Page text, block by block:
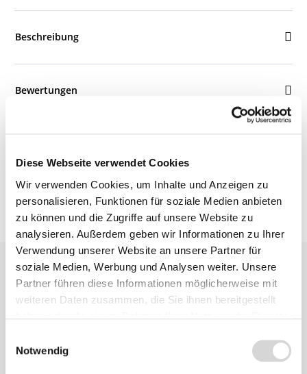
Diese Webseite verwendet Cookies
Wir verwenden Cookies, um Inhalte und Anzeigen zu
personalisieren, Funktionen für soziale Medien anbieten
zu können und die Zugriffe auf unsere Website zu
analysieren. Außerdem geben wir Informationen zu Ihrer
Verwendung unserer Website an unsere Partner für
soziale Medien, Werbung und Analysen weiter. Unsere
Partner führen diese Informationen möglicherweise mit
weiteren Daten zusammen, die Sie ihnen bereitgestellt
Notwendig
Beschreibung
Bewertungen
Zu diesem